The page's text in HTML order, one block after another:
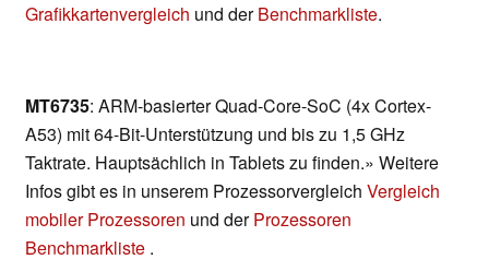
Grafikkartenvergleich und derBenchmarkliste.
MT6735: ARM-basierter Quad-Core-SoC (4x Cortex-
A53) mit 64-Bit-Unterstützung und bis zu 1,5 GHz
Taktrate. Hauptsächlich in Tablets zu finden.» Weitere
Infos gibt es in unserem Prozessorvergleich Vergleich
mobiler Prozessoren und derProzessoren
Benchmarkliste .